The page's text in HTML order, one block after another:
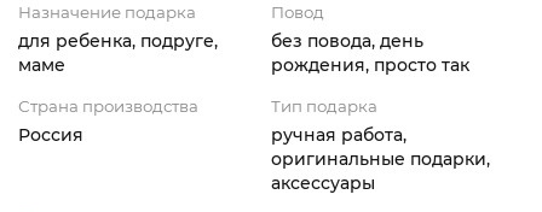
Назначение подарка
для ребенка, подруге,
маме
Повод
без повода, день
рождения, просто так
Страна производства
Россия
Тип подарка
ручная работа,
оригинальные подарки,
аксессуары